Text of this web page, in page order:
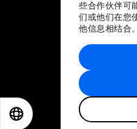
些合作伙伴可
们或他们在您
他信息相结合。
站